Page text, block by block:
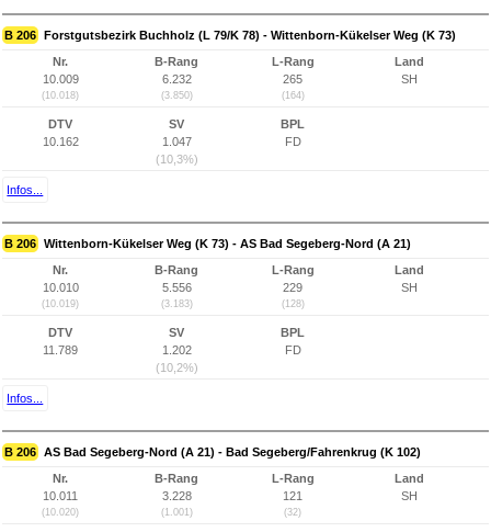
B 206 Forstgutsbezirk Buchholz (L 79/K 78) - Wittenborn-Kükelser Weg (K 73)
Nr.
10.009
(10.018)
B-Rang
6.232
(3.850)
L-Rang
265
(164)
Land
SH
DTV
10.162
SV
1.047
(10,3%)
BPL
FD
Infos...
B 206 Wittenborn-Kükelser Weg (K 73) - AS Bad Segeberg-Nord (A 21)
Nr.
10.010
(10.019)
B-Rang
5.556
(3.183)
L-Rang
229
(128)
Land
SH
DTV
11.789
SV
1.202
(10,2%)
BPL
FD
Infos...
B 206 AS Bad Segeberg-Nord (A 21) - Bad Segeberg/Fahrenkrug (K 102)
Nr.
10.011
(10.020)
B-Rang
3.228
(1.001)
L-Rang
121
(32)
Land
SH